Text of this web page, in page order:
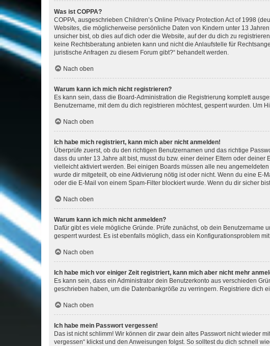
Was ist COPPA?
COPPA, ausgeschrieben Children’s Online Privacy Protection Act of 1998
Websites, die möglicherweise persönliche Daten von Kindern unter 13
unsicher bist, ob dies auf dich oder die Website, auf der du dich zu
keine Rechtsberatung anbieten kann und nicht die Anlaufstelle für
juristische Anfragen zu diesem Forum gibt?“ behandelt werden.
Nach oben
Warum kann ich mich nicht registrieren?
Es kann sein, dass die Board-Administration die Registrierung komplett
Benutzername, mit dem du dich registrieren möchtest, gesperrt wurden. Um
Nach oben
Ich habe mich registriert, kann mich aber nicht anmelden!
Überprüfe zuerst, ob du den richtigen Benutzernamen und das richtige
dass du unter 13 Jahre alt bist, musst du bzw. einer deiner Eltern oder
vielleicht aktiviert werden. Bei einigen Boards müssen alle neu
wurde dir mitgeteilt, ob eine Aktivierung nötig ist oder nicht. Wenn du eine
oder die E-Mail von einem Spam-Filter blockiert wurde. Wenn du dir sicher
Nach oben
Warum kann ich mich nicht anmelden?
Dafür gibt es viele mögliche Gründe. Prüfe zunächst, ob dein
gesperrt wurdest. Es ist ebenfalls möglich, dass ein Konfigurationsproblem
Nach oben
Ich habe mich vor einiger Zeit registriert, kann mich aber nicht mehr
Es kann sein, dass ein Administrator dein Benutzerkonto aus verschieden
geschrieben haben, um die Datenbankgröße zu verringern. Registriere dich
Nach oben
Ich habe mein Passwort vergessen!
Das ist nicht schlimm! Wir können dir zwar dein altes Passwort nicht wieder
vergessen“ klickst und den Anweisungen folgst. So solltest du dich schnell